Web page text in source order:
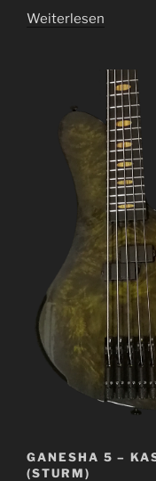
Weiterlesen
GANESHA 5 –
(STURM)